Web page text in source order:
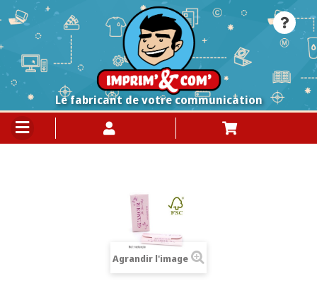
Le fabricant de votre communication
Agrandir l'image